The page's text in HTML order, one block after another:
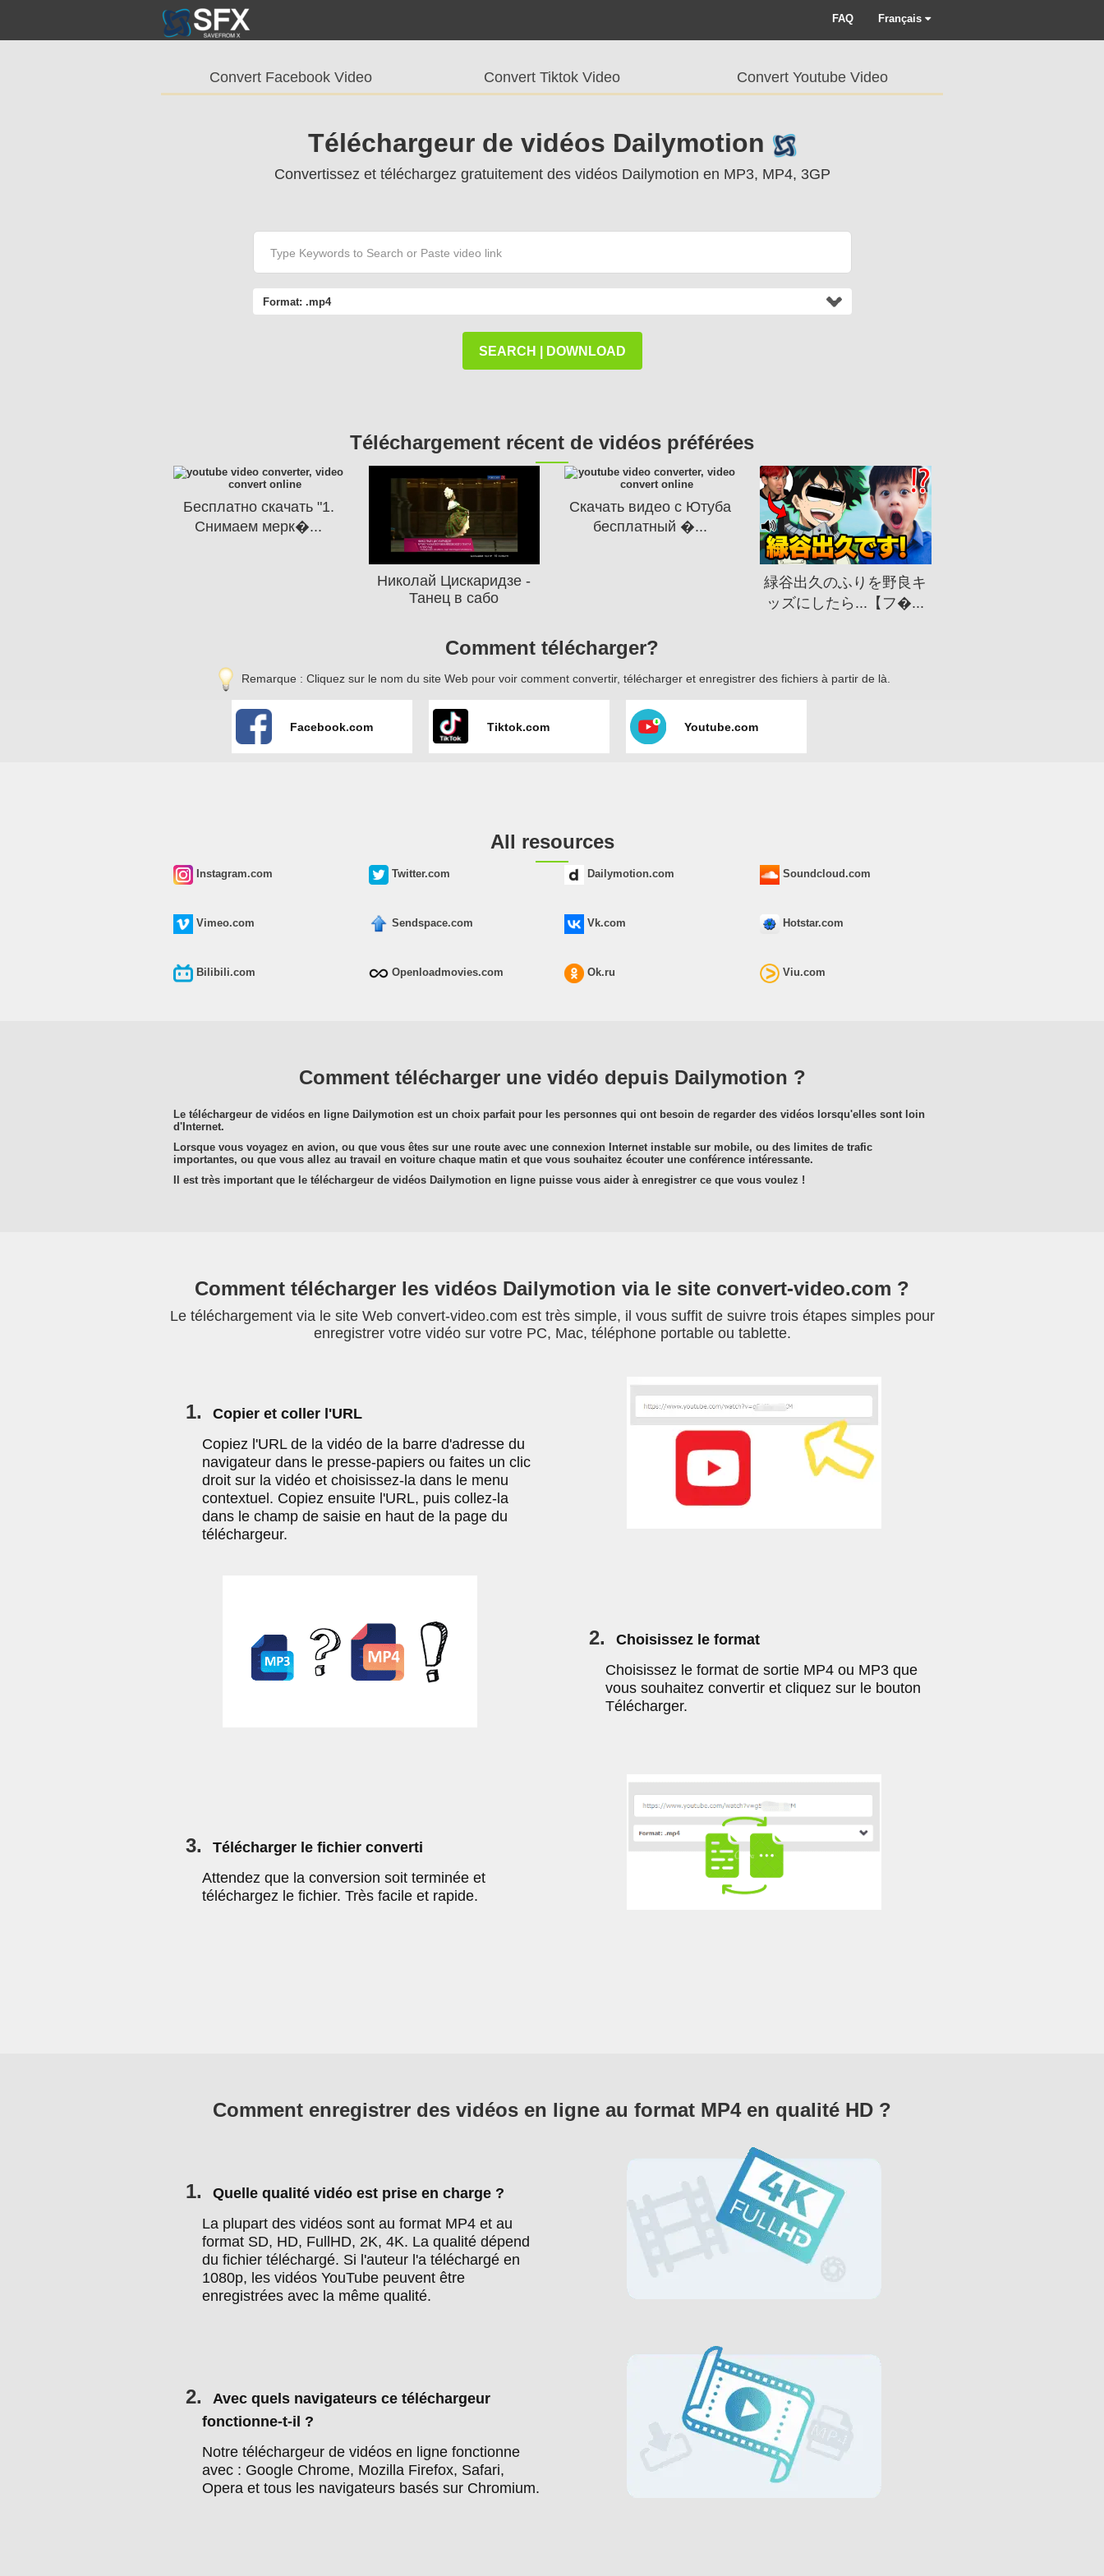
FAQ Français
Convert Facebook Video Convert Tiktok Video Convert Youtube Video
Téléchargeur de vidéos Dailymotion
Convertissez et téléchargez gratuitement des vidéos Dailymotion en MP3, MP4, 3GP
Format: .mp4
SEARCH | DOWNLOAD
Téléchargement récent de vidéos préférées
Бесплатно скачать "1.
Снимаем мерк�...
Николай Цискаридзе -
Танец в сабо
Скачать видео с Ютуба
бесплатный �...
緑谷出久のふりを野良キ
ッズにしたら...【フ�...
Comment télécharger?
Remarque : Cliquez sur le nom du site Web pour voir comment convertir, télécharger et enregistrer des fichiers à partir de là.
Facebook.com Tiktok.com Youtube.com
All resources
Instagram.com Twitter.com Dailymotion.com Soundcloud.com
Vimeo.com Sendspace.com Vk.com Hotstar.com
Bilibili.com Openloadmovies.com Ok.ru Viu.com
Comment télécharger une vidéo depuis Dailymotion ?
Le téléchargeur de vidéos en ligne Dailymotion est un choix parfait pour les personnes qui ont besoin de regarder des vidéos lorsqu'elles sont loin
d'Internet.
Lorsque vous voyagez en avion, ou que vous êtes sur une route avec une connexion Internet instable sur mobile, ou des limites de trafic
importantes, ou que vous allez au travail en voiture chaque matin et que vous souhaitez écouter une conférence intéressante.
Il est très important que le téléchargeur de vidéos Dailymotion en ligne puisse vous aider à enregistrer ce que vous voulez !
Comment télécharger les vidéos Dailymotion via le site convert-video.com ?
Le téléchargement via le site Web convert-video.com est très simple, il vous suffit de suivre trois étapes simples pour
enregistrer votre vidéo sur votre PC, Mac, téléphone portable ou tablette.
1.
Copier et coller l'URL
Copiez l'URL de la vidéo de la barre d'adresse du
navigateur dans le presse-papiers ou faites un clic
droit sur la vidéo et choisissez-la dans le menu
contextuel. Copiez ensuite l'URL, puis collez-la
dans le champ de saisie en haut de la page du
téléchargeur.
2.
Choisissez le format
Choisissez le format de sortie MP4 ou MP3 que
vous souhaitez convertir et cliquez sur le bouton
Télécharger.
3.
Télécharger le fichier converti
Attendez que la conversion soit terminée et
téléchargez le fichier. Très facile et rapide.
Comment enregistrer des vidéos en ligne au format MP4 en qualité HD ?
1.
Quelle qualité vidéo est prise en charge ?
La plupart des vidéos sont au format MP4 et au
format SD, HD, FullHD, 2K, 4K. La qualité dépend
du fichier téléchargé. Si l'auteur l'a téléchargé en
1080p, les vidéos YouTube peuvent être
enregistrées avec la même qualité.
2.
Avec quels navigateurs ce téléchargeur
fonctionne-t-il ?
Notre téléchargeur de vidéos en ligne fonctionne
avec : Google Chrome, Mozilla Firefox, Safari,
Opera et tous les navigateurs basés sur Chromium.